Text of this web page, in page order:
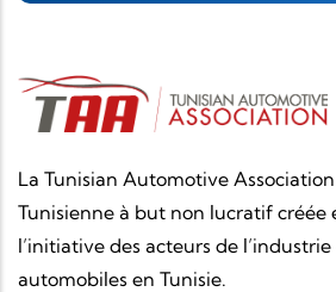
La Tunisian Automotive
Tunisienne à but non lucratif créée
l’initiative des acteurs de
automobiles en Tunisie.